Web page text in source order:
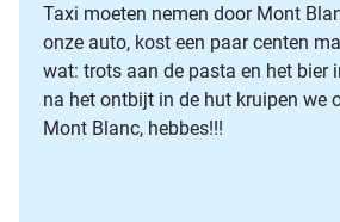
Taxi moeten nemen door Mont
onze auto, kost een paar centen
wat: trots aan de pasta en het bier
na het ontbijt in de hut kruipen we
Mont Blanc, hebbes!!!